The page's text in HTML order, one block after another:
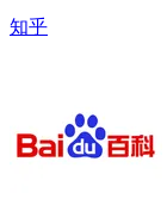
知乎